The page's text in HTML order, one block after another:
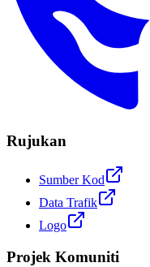
Rujukan
Sumber Kod
Data Trafik
Logo
Projek Komuniti